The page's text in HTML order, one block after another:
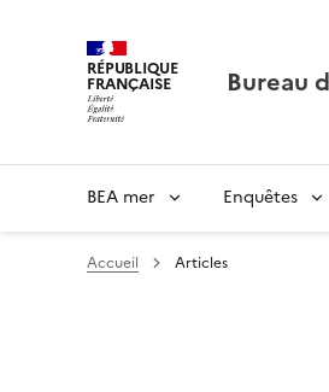
RÉPUBLIQUE
FRANÇAISE Bureau
BEA mer Enquêtes
Accueil Articles